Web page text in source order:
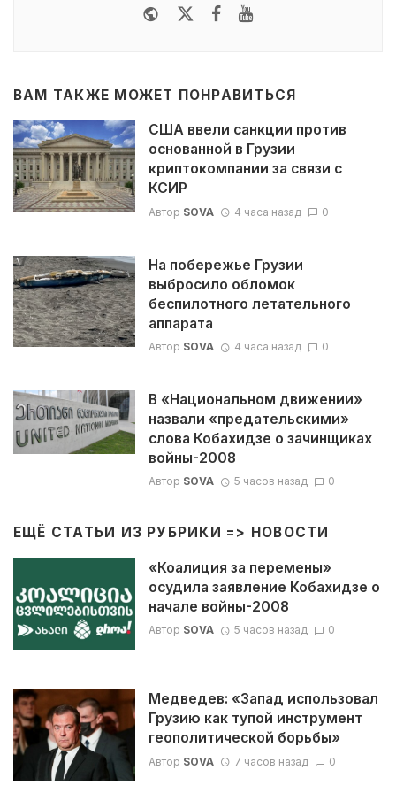
WebsiteTwitterFacebook
ВАМ ТАКЖЕ МОЖЕТ ПОНРАВИТЬСЯ
США ввели санкции против
основанной в Грузии
криптокомпании за связи с
КСИР
Автор SOVA 4 часа назад 0
На побережье Грузии
выбросило обломок
беспилотного летательного
аппарата
Автор SOVA 4 часа назад 0
В «Национальном движении»
назвали «предательскими»
слова Кобахидзе о зачинщиках
войны-2008
Автор SOVA 5 часов назад 0
ЕЩЁ СТАТЬИ ИЗ РУБРИКИ => НОВОСТИ
«Коалиция за перемены»
осудила заявление Кобахидзе о
начале войны-2008
Автор SOVA 5 часов назад 0
Медведев: «Запад использовал
Грузию как тупой инструмент
геополитической борьбы»
Автор SOVA 7 часов назад 0